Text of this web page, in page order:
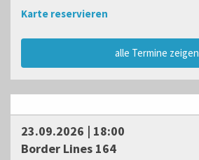
Karte reservieren
alle Termine zeigen
23.09.2026 | 18:00
Border Lines 164